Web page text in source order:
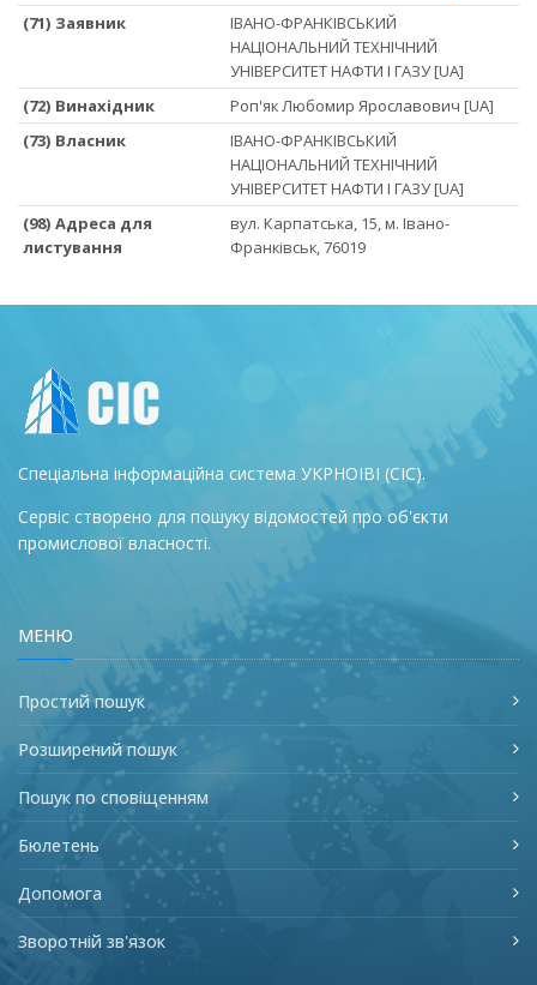
(71) Заявник
ІВАНО-ФРАНКІВСЬКИЙ
НАЦІОНАЛЬНИЙ ТЕХНІЧНИЙ
УНІВЕРСИТЕТ НАФТИ І ГАЗУ [UA]
(72) Винахідник
Роп'як Любомир Ярославович [UA]
(73) Власник
ІВАНО-ФРАНКІВСЬКИЙ
НАЦІОНАЛЬНИЙ ТЕХНІЧНИЙ
УНІВЕРСИТЕТ НАФТИ І ГАЗУ [UA]
(98) Адреса для
листування
вул. Карпатська, 15, м. Івано-
Франківськ, 76019
Спеціальна інформаційна система УКРНОІВІ (СІС).
Сервіс створено для пошуку відомостей про об'єкти
промислової власності.
МЕНЮ
Простий пошук
Розширений пошук
Пошук по сповіщенням
Бюлетень
Допомога
Зворотній зв'язок